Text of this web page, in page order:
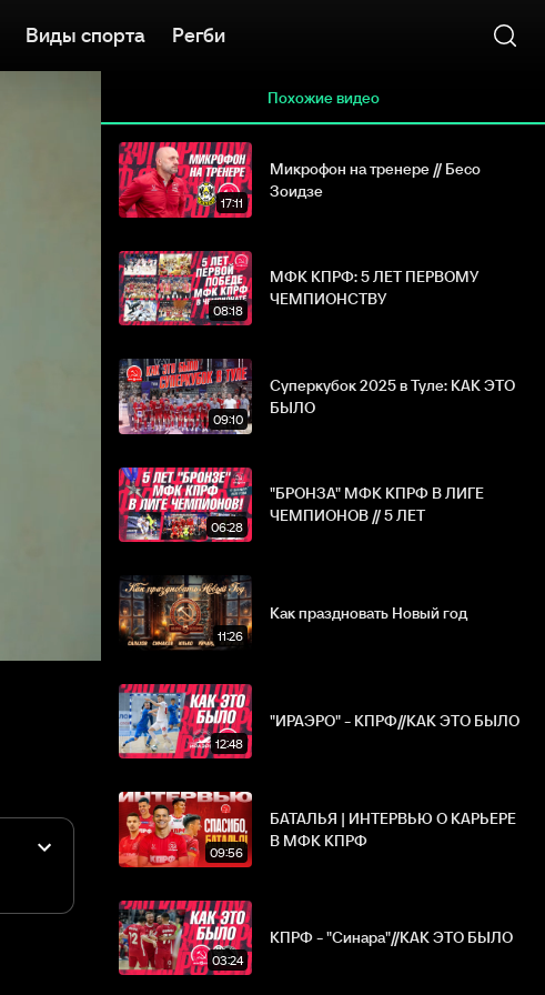
Виды спорта Регби
Похожие видео
17:11
Микрофон на тренере // Бесо
Зоидзе
08:18
МФК КПРФ: 5 ЛЕТ ПЕРВОМУ
ЧЕМПИОНСТВУ
09:10
Суперкубок 2025 в Туле: КАК ЭТО
БЫЛО
06:28
"БРОНЗА" МФК КПРФ В ЛИГЕ
ЧЕМПИОНОВ // 5 ЛЕТ
11:26
Как праздновать Новый год
12:48
"ИРАЭРО" - КПРФ//КАК ЭТО БЫЛО
09:56
БАТАЛЬЯ | ИНТЕРВЬЮ О КАРЬЕРЕ
В МФК КПРФ
03:24
КПРФ - "Синара"//КАК ЭТО БЫЛО